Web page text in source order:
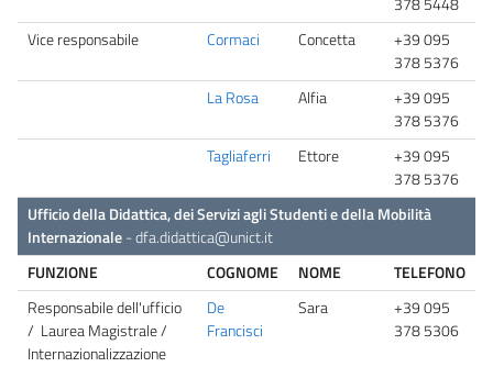
Vice responsabile
Cormaci Concetta
+39 095
378 5376
La Rosa
Alfia
+39 095
378 5376
Tagliaferri
Ettore
+39 095
378 5376
Ufficio della Didattica, dei Servizi agli Studenti e della Mobilità
Internazionale-dfa.didattica@unict.it
FUNZIONE
COGNOME NOME
TELEFONO
Responsabile dell'ufficio
/ Laurea Magistrale /
Internazionalizzazione
De
Francisci
Sara
+39 095
378 5306